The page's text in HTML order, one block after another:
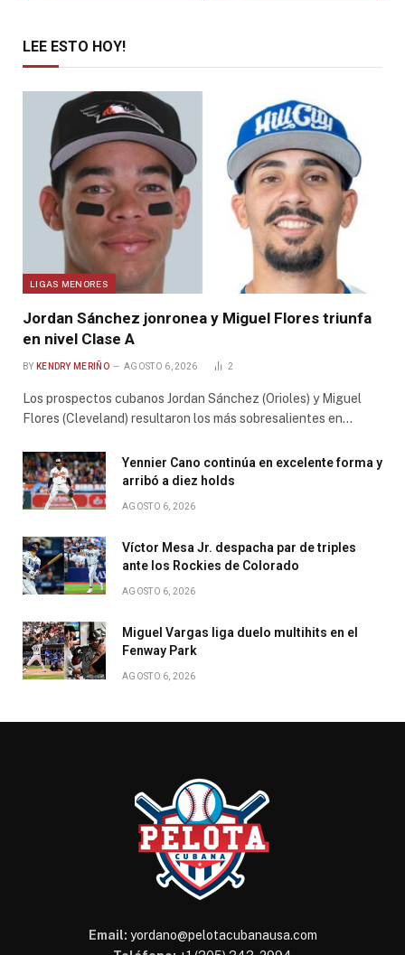
LEE ESTO HOY!
LIGAS MENORES
Jordan Sánchez jonronea y Miguel Flores triunfa
en nivel Clase A
BY KENDRY MERIÑO AGOSTO 6, 2026 2
Los prospectos cubanos Jordan Sánchez (Orioles) y Miguel
Flores (Cleveland) resultaron los más sobresalientes en…
Yennier Cano continúa en excelente forma y
arribó a diez holds
AGOSTO 6, 2026
Víctor Mesa Jr. despacha par de triples
ante los Rockies de Colorado
AGOSTO 6, 2026
Miguel Vargas liga duelo multihits en el
Fenway Park
AGOSTO 6, 2026
Email: yordano@pelotacubanausa.com